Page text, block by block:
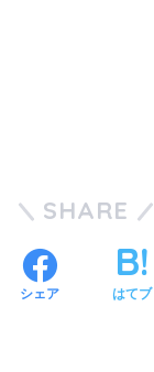
SHARE
シェア はてブ